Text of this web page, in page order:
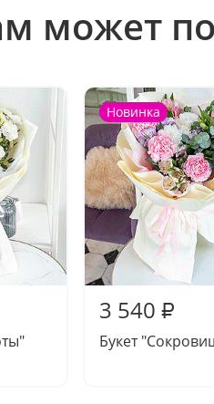
может
Новинка
3 540 ₽
Букет